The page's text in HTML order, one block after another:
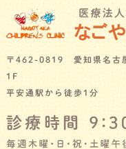
〒462-0819 愛知県名古
1F
平安通駅から徒歩1分